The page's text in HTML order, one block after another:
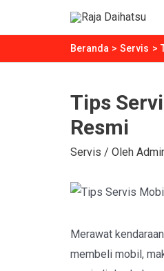
Beranda Servis
Tips
Resmi
Servis / Oleh
Merawat
membeli mobil,